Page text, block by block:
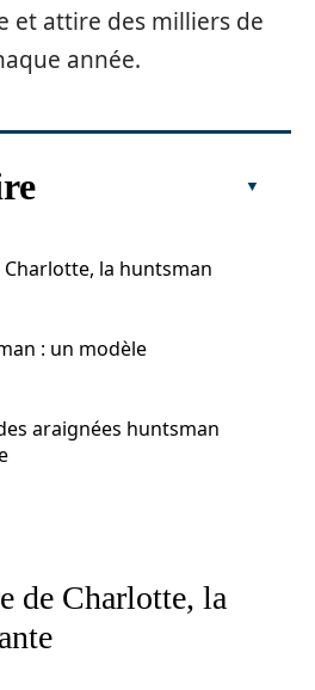
et attire des milliers de
année.
la huntsman
: un modèle
araignées huntsman
de Charlotte, la